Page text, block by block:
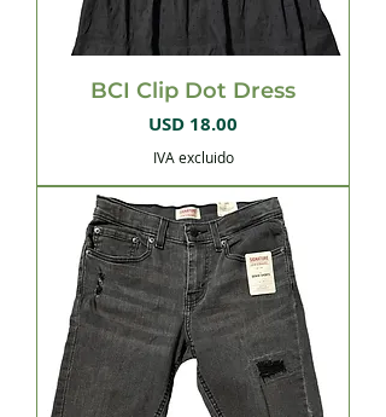
BCI Clip Dot Dress
Precio
USD 18.00
IVA excluido